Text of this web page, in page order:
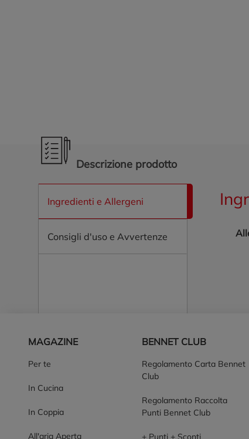
Descrizione prodotto
Ingredienti e Allergeni
Consigli d'uso e Avvertenze
MAGAZINE
Per te
In Cucina
In Coppia
All'aria Aperta
BENNET CLUB
Regolamento Carta Bennet
Club
Regolamento Raccolta
Punti Bennet Club
+ Punti + Sconti